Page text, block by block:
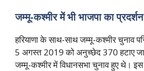
जम्मू-कश्मीर में भी भाजपा का
हरियाणा के साथ-साथ जम्मू-कश्मीर चुनाव
5 अगस्त 2019 को अनुच्छेद 370 हटाए
जम्मू-कश्मीर में विधानसभा चुनाव हुए थे।